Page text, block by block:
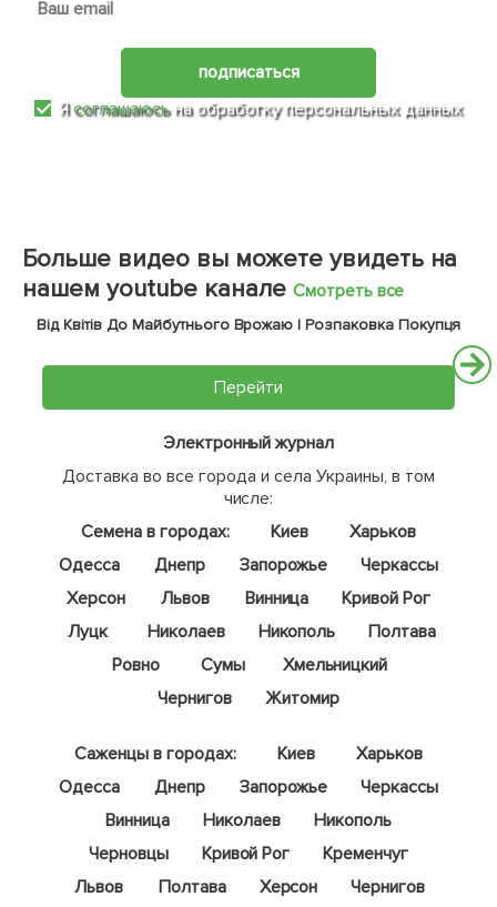
подписаться
Ясоглашаюсьна обработку персональных данных
Больше видео вы можете увидеть на
нашем youtube канале Смотреть все
Від Квітів До Майбутнього Врожаю | Розпаковка Покупця
Перейти
Электронный журнал
Доставка во все города и села Украины, в том
числе:
Семена в городах:
Киев
Харьков
Одесса
Днепр Запорожье
Черкассы
Херсон
Львов Винница
Кривой Рог
Луцк
Николаев Никополь
Полтава
Ровно
Сумы
Хмельницкий
Чернигов
Житомир
Саженцы в городах: Киев
Харьков
Одесса
Днепр Запорожье
Черкассы
Винница
Николаев
Никополь
Черновцы
Кривой Рог
Кременчуг
Львов
Полтава Херсон
Чернигов